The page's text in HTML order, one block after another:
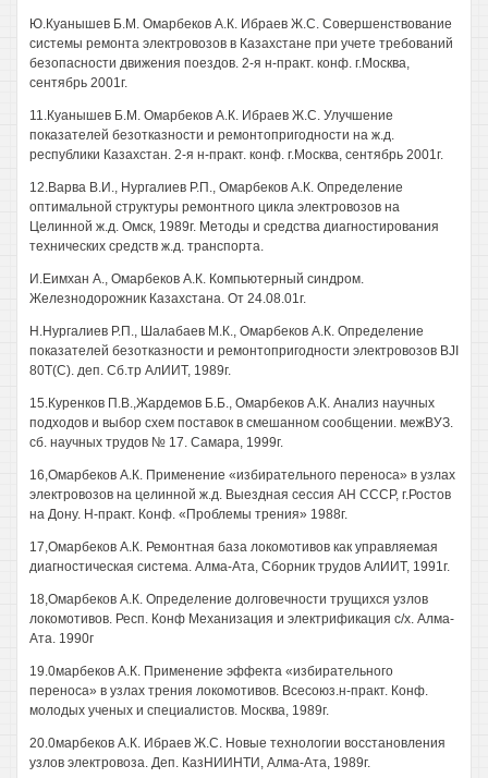
Ю.Куанышев Б.М. Омарбеков А.К. Ибраев Ж.С. Совершенствование
системы ремонта электровозов в Казахстане при учете требований
безопасности движения поездов. 2-я н-практ. конф. г.Москва,
сентябрь 2001г.
11.Куанышев Б.М. Омарбеков А.К. Ибраев Ж.С. Улучшение
показателей безотказности и ремонтопригодности на ж.д.
республики Казахстан. 2-я н-практ. конф. г.Москва, сентябрь 2001г.
12.Варва В.И., Нургалиев Р.П., Омарбеков А.К. Определение
оптимальной структуры ремонтного цикла электровозов на
Целинной ж.д. Омск, 1989г. Методы и средства диагностирования
технических средств ж.д. транспорта.
И.Еимхан А., Омарбеков А.К. Компьютерный синдром.
Железнодорожник Казахстана. От 24.08.01г.
Н.Нургалиев Р.П., Шалабаев М.К., Омарбеков А.К. Определение
показателей безотказности и ремонтопригодности электровозов BJI
80Т(С). деп. Сб.тр АлИИТ, 1989г.
15.Куренков П.В.,Жардемов Б.Б., Омарбеков А.К. Анализ научных
подходов и выбор схем поставок в смешанном сообщении. межВУЗ.
сб. научных трудов № 17. Самара, 1999г.
16,Омарбеков А.К. Применение «избирательного переноса» в узлах
электровозов на целинной ж.д. Выездная сессия АН СССР, г.Ростов
на Дону. Н-практ. Конф. «Проблемы трения» 1988г.
17,Омарбеков А.К. Ремонтная база локомотивов как управляемая
диагностическая система. Алма-Ата, Сборник трудов АлИИТ, 1991г.
18,Омарбеков А.К. Определение долговечности трущихся узлов
локомотивов. Респ. Конф Механизация и электрификация с/х. Алма-
Ата. 1990г
19.0марбеков А.К. Применение эффекта «избирательного
переноса» в узлах трения локомотивов. Всесоюз.н-практ. Конф.
молодых ученых и специалистов. Москва, 1989г.
20.0марбеков А.К. Ибраев Ж.С. Новые технологии восстановления
узлов электровоза. Деп. КазНИИНТИ, Алма-Ата, 1989г.